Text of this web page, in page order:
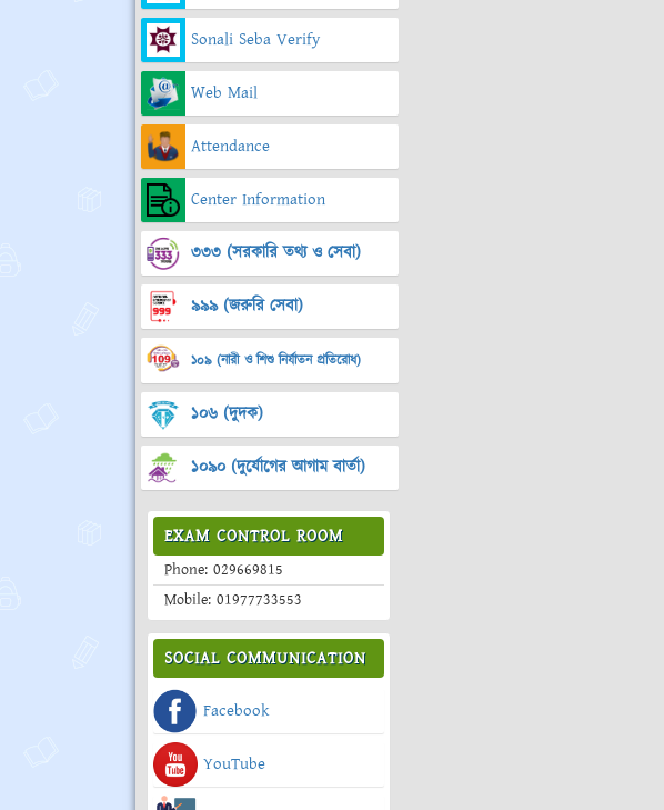
Sonali Seba Verify
Web Mail
Attendance
Center Information
৩৩৩ (সরকারি তথ্য ও সেবা)
৯৯৯ (জরুরি সেবা)
১০৯ (নারী ও শিশু নির্যাতন প্রতিরোধ)
১০৬ (দুদক)
১০৯০ (দুর্যোগের আগাম বার্তা)
EXAM CONTROL ROOM
Phone: 029669815
Mobile: 01977733553
SOCIAL COMMUNICATION
Facebook
YouTube